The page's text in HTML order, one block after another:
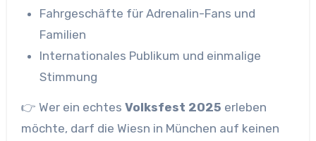
Fahrgeschäfte für Adrenalin-Fans und
Familien
Internationales Publikum und einmalige
Stimmung
👉 Wer ein echtes Volksfest 2025 erleben
möchte, darf die Wiesn in München auf keinen